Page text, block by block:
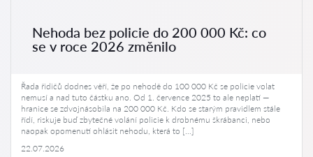
Nehoda bez policie do 200 000 Kč: co
se v roce 2026 změnilo
Řada řidičů dodnes věří, že po nehodě do 100 000 Kč se policie volat
nemusí a nad tuto částku ano. Od 1. července 2025 to ale neplatí —
hranice se zdvojnásobila na 200 000 Kč. Kdo se starým pravidlem stále
řídí, riskuje buď zbytečné volání policie k drobnému škrábanci, nebo
naopak opomenutí ohlásit nehodu, která to […]
22.07.2026